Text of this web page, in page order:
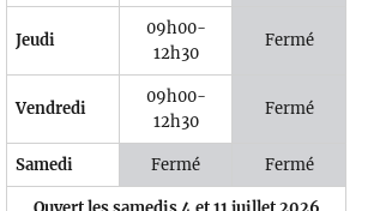
Jeudi
09h00-
12h30
Fermé
Vendredi
09h00-
12h30
Fermé
Samedi Fermé Fermé